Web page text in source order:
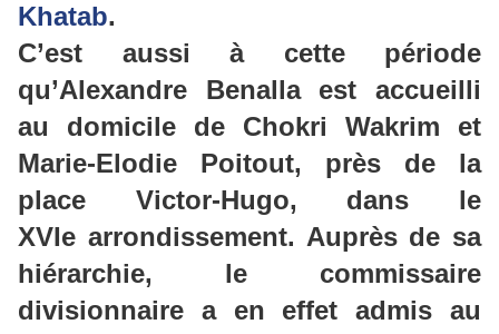
Khatab.
C’est aussi à cette période
qu’Alexandre Benallaest accueilli
au domicile de Chokri Wakrim et
Marie-Elodie Poitout, près de la
place Victor-Hugo, dans le
XVIe arrondissement. Auprès de sa
hiérarchie, le commissaire
divisionnaire a en effet admis au